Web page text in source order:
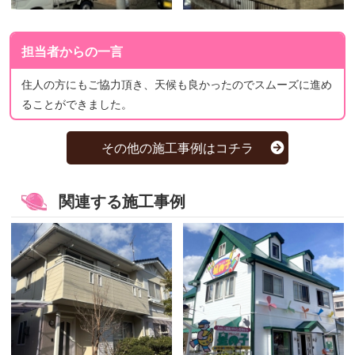
担当者からの一言
住人の方にもご協力頂き、天候も良かったのでスムーズに進め
ることができました。
その他の施工事例はコチラ
関連する施工事例